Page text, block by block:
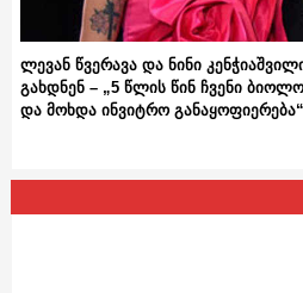
ლევან წვერავა და ნინი
გახდნენ – „5 წლის წინ ჩვენი
და მოხდა ინვიტრო განაყოფიერება“